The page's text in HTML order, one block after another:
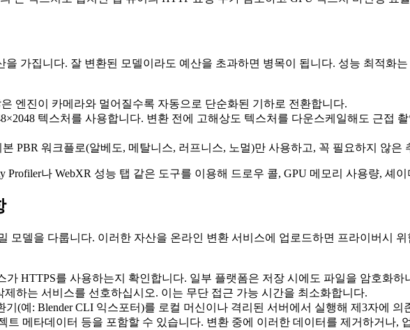
가집니다. 잘 변환된 모델이라도 예산을 초과하면 병목이 됩니다. 성능 최적화
엔진이 카메라와 멀어질수록 자동으로 단순화된 기하로 전환합니다.
텍스처를 사용합니다. 변환 전에 고해상도 텍스처를 다운스케일해도 근접
PBR 워크플로(알베도, 메탈니스, 러프니스, 노멀)만 사용하고, 꼭 필요하지 않은
나 WebXR 성능 탭 같은 도구를 이용해 드로우 콜, GPU 메모리 사용량, 셰
모델을 다룹니다. 이러한 자산을 온라인 변환 서비스에 업로드하면 프라이버시
가 HTTPS를 사용하는지 확인합니다. 일부 플랫폼은 저장 시에도 파일을 암호화
하는 서비스를 선호하십시오. 이는 무단 접근 가능 시간을 최소화합니다.
(예: Blender CLI 익스포터)를 로컬 머신이나 격리된 서버에서 실행해 제3자에 의
트 메타데이터 등을 포함할 수 있습니다. 변환 중에 이러한 데이터를 제거하거나,